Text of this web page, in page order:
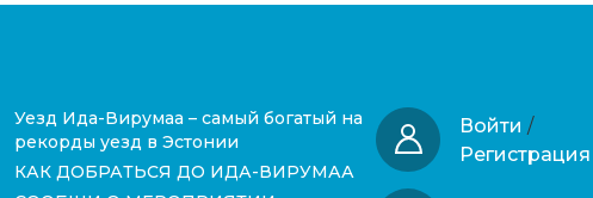
Уезд Ида-Вирумаа – самый богатый на
рекорды уезд в Эстонии
КАК ДОБРАТЬСЯ ДО ИДА-ВИРУМАА
Войти /
Регистрация